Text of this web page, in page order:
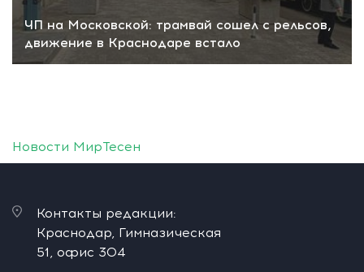
ЧП на Московской: трамвай сошел с рельсов,
движение в Краснодаре встало
Новости МирТесен
Контакты редакции:
Краснодар, Гимназическая
51, офис 304